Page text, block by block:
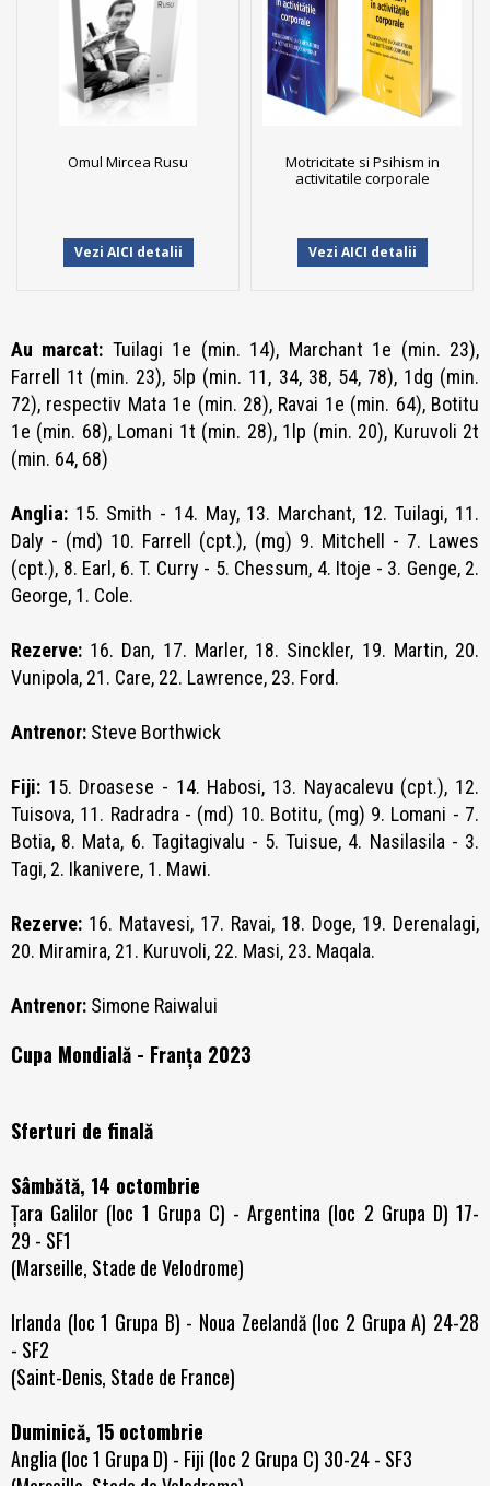
Omul Mircea Rusu
Vezi AICI detalii
Motricitate si Psihism in
activitatile corporale
Vezi AICI detalii
Au marcat: Tuilagi 1e (min. 14), Marchant 1e (min. 23),
Farrell 1t (min. 23), 5lp (min. 11, 34, 38, 54, 78), 1dg (min.
72), respectiv Mata 1e (min. 28), Ravai 1e (min. 64), Botitu
1e (min. 68), Lomani 1t (min. 28), 1lp (min. 20), Kuruvoli 2t
(min. 64, 68)
Anglia: 15. Smith - 14. May, 13. Marchant, 12. Tuilagi, 11.
Daly - (md) 10. Farrell (cpt.), (mg) 9. Mitchell - 7. Lawes
(cpt.), 8. Earl, 6. T. Curry - 5. Chessum, 4. Itoje - 3. Genge, 2.
George, 1. Cole.
Rezerve: 16. Dan, 17. Marler, 18. Sinckler, 19. Martin, 20.
Vunipola, 21. Care, 22. Lawrence, 23. Ford.
Antrenor: Steve Borthwick
Fiji: 15. Droasese - 14. Habosi, 13. Nayacalevu (cpt.), 12.
Tuisova, 11. Radradra - (md) 10. Botitu, (mg) 9. Lomani - 7.
Botia, 8. Mata, 6. Tagitagivalu - 5. Tuisue, 4. Nasilasila - 3.
Tagi, 2. Ikanivere, 1. Mawi.
Rezerve: 16. Matavesi, 17. Ravai, 18. Doge, 19. Derenalagi,
20. Miramira, 21. Kuruvoli, 22. Masi, 23. Maqala.
Antrenor: Simone Raiwalui
Cupa Mondială - Franța 2023
Sferturi de finală
Sâmbătă, 14 octombrie
Țara Galilor (loc 1 Grupa C) - Argentina (loc 2 Grupa D) 17-
29 - SF1
(Marseille, Stade de Velodrome)
Irlanda (loc 1 Grupa B) - Noua Zeelandă (loc 2 Grupa A) 24-28
- SF2
(Saint-Denis, Stade de France)
Duminică, 15 octombrie
Anglia (loc 1 Grupa D) - Fiji (loc 2 Grupa C) 30-24 - SF3